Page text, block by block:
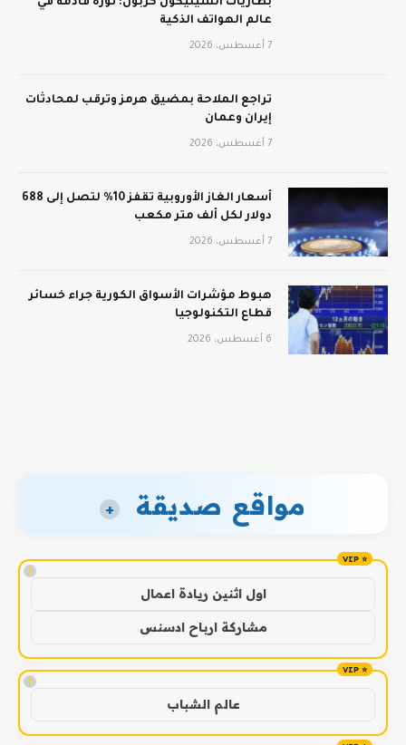
بطاريات السيليكون كربون: ثورة قادمة في
عالم الهواتف الذكية
7 أغسطس، 2026
تراجع الملاحة بمضيق هرمز وترقب لمحادثات
إيران وعمان
7 أغسطس، 2026
أسعار الغاز الأوروبية تقفز 10% لتصل إلى 688
دولار لكل ألف متر مكعب
7 أغسطس، 2026
هبوط مؤشرات الأسواق الكورية جراء خسائر
قطاع التكنولوجيا
6 أغسطس، 2026
مواقع صديقة +
!
اول اثنين ريادة اعمال
مشاركة ارباح ادسنس
!
عالم الشباب